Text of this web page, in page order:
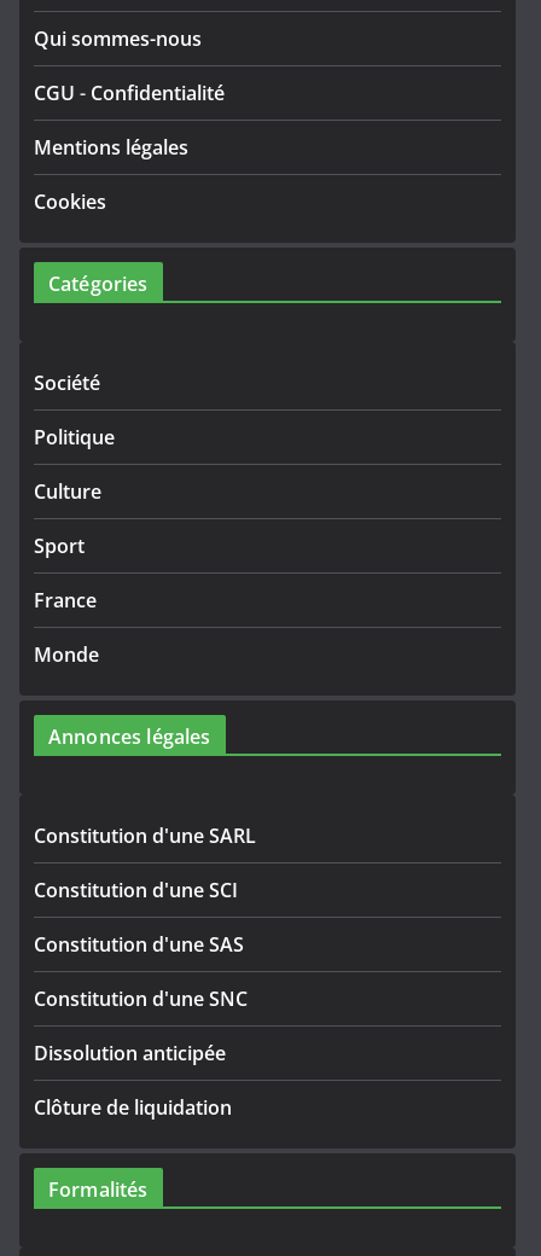
Qui sommes-nous
CGU - Confidentialité
Mentions légales
Cookies
Catégories
Société
Politique
Culture
Sport
France
Monde
Annonces légales
Constitution d'une SARL
Constitution d'une SCI
Constitution d'une SAS
Constitution d'une SNC
Dissolution anticipée
Clôture de liquidation
Formalités